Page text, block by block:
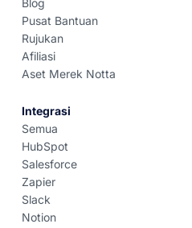
Blog
Pusat Bantuan
Rujukan
Afiliasi
Aset Merek Notta
Integrasi
Semua
HubSpot
Salesforce
Zapier
Slack
Notion